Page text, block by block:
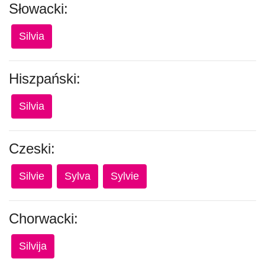
Słowacki:
Silvia
Hiszpański:
Silvia
Czeski:
Silvie Sylva Sylvie
Chorwacki:
Silvija